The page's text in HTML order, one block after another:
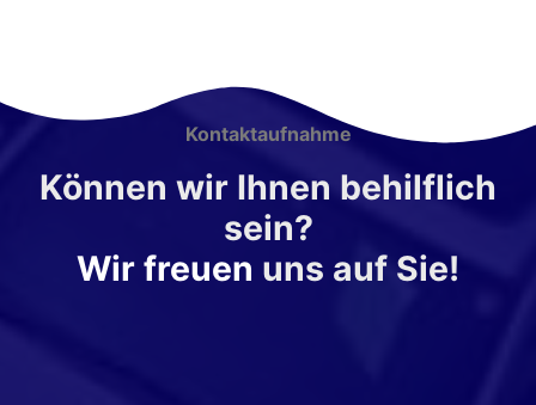
Kontaktaufnahme
Können wir Ihnen behilflich
sein?
Wir freuen uns auf Sie!